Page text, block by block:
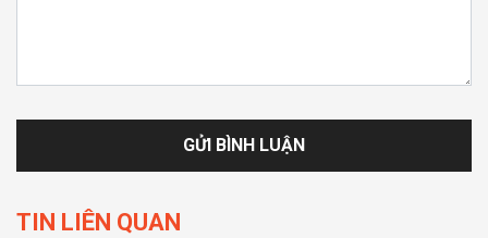
TIN LIÊN QUAN